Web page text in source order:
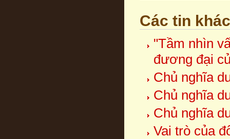
Các tin khác
"Tầm nhìn
đương đại
Chủ nghĩa
Chủ nghĩa
Chủ nghĩa
Vai trò của